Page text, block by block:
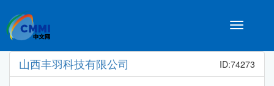
Toggle
山西丰羽科技有限公司 ID:74273